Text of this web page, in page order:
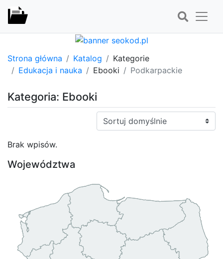
Strona główna Katalog
Kategorie
Edukacja i nauka
Ebooki Podkarpackie
Kategoria: Ebooki
Sortuj:
Brak wpisów.
Województwa